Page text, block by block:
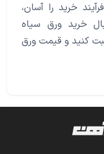
خرید را آسان،
خرید ورق سیاه
کنید و قیمت ورق